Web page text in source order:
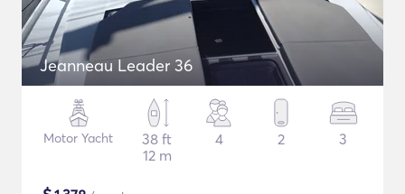
Jeanneau Leader 36
Motor Yacht
38 ft
12 m
4 2 3